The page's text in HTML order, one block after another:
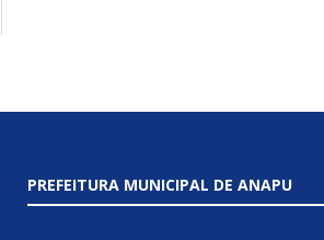
PREFEITURA MUNICIPAL DE ANAPU